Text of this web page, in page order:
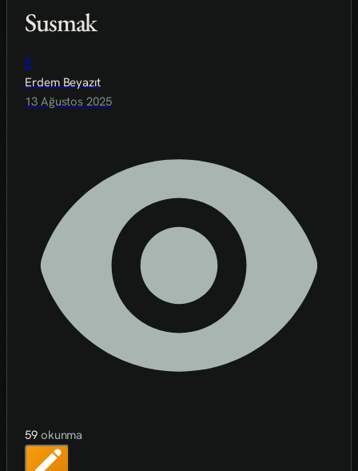
Susmak
E
Erdem Beyazıt
13 Ağustos 2025
59 okunma